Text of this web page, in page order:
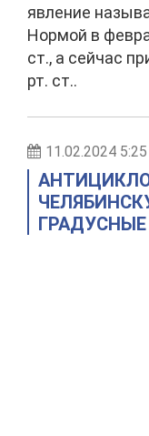
явление
Нормой в
ст., а сейчас
рт. ст..
11.02.2024 5:25